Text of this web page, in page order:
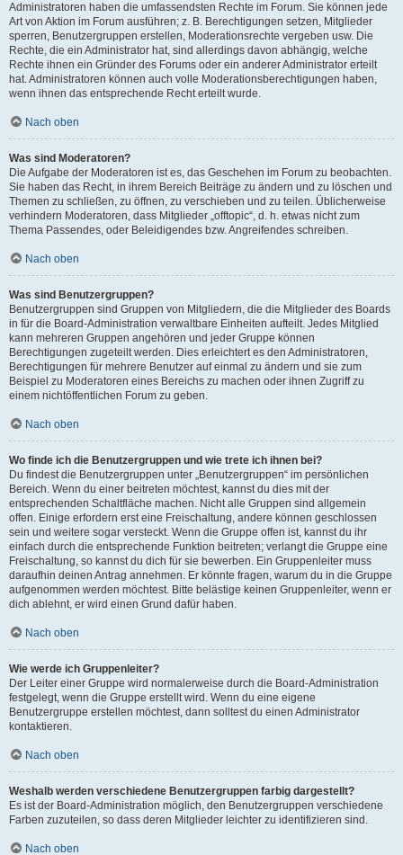
Administratoren haben die umfassendsten Rechte im Forum. Sie können jede
Art von Aktion im Forum ausführen; z. B. Berechtigungen setzen, Mitglieder
sperren, Benutzergruppen erstellen, Moderationsrechte vergeben usw. Die
Rechte, die ein Administrator hat, sind allerdings davon abhängig, welche
Rechte ihnen ein Gründer des Forums oder ein anderer Administrator erteilt
hat. Administratoren können auch volle Moderationsberechtigungen haben,
wenn ihnen das entsprechende Recht erteilt wurde.
Nach oben
Was sind Moderatoren?
Die Aufgabe der Moderatoren ist es, das Geschehen im Forum zu beobachten.
Sie haben das Recht, in ihrem Bereich Beiträge zu ändern und zu löschen und
Themen zu schließen, zu öffnen, zu verschieben und zu teilen. Üblicherweise
verhindern Moderatoren, dass Mitglieder „offtopic“, d. h. etwas nicht zum
Thema Passendes, oder Beleidigendes bzw. Angreifendes schreiben.
Nach oben
Was sind Benutzergruppen?
Benutzergruppen sind Gruppen von Mitgliedern, die die Mitglieder des Boards
in für die Board-Administration verwaltbare Einheiten aufteilt. Jedes Mitglied
kann mehreren Gruppen angehören und jeder Gruppe können
Berechtigungen zugeteilt werden. Dies erleichtert es den Administratoren,
Berechtigungen für mehrere Benutzer auf einmal zu ändern und sie zum
Beispiel zu Moderatoren eines Bereichs zu machen oder ihnen Zugriff zu
einem nichtöffentlichen Forum zu geben.
Nach oben
Wo finde ich die Benutzergruppen und wie trete ich ihnen bei?
Du findest die Benutzergruppen unter „Benutzergruppen“ im persönlichen
Bereich. Wenn du einer beitreten möchtest, kannst du dies mit der
entsprechenden Schaltfläche machen. Nicht alle Gruppen sind allgemein
offen. Einige erfordern erst eine Freischaltung, andere können geschlossen
sein und weitere sogar versteckt. Wenn die Gruppe offen ist, kannst du ihr
einfach durch die entsprechende Funktion beitreten; verlangt die Gruppe eine
Freischaltung, so kannst du dich für sie bewerben. Ein Gruppenleiter muss
daraufhin deinen Antrag annehmen. Er könnte fragen, warum du in die Gruppe
aufgenommen werden möchtest. Bitte belästige keinen Gruppenleiter, wenn er
dich ablehnt, er wird einen Grund dafür haben.
Nach oben
Wie werde ich Gruppenleiter?
Der Leiter einer Gruppe wird normalerweise durch die Board-Administration
festgelegt, wenn die Gruppe erstellt wird. Wenn du eine eigene
Benutzergruppe erstellen möchtest, dann solltest du einen Administrator
kontaktieren.
Nach oben
Weshalb werden verschiedene Benutzergruppen farbig dargestellt?
Es ist der Board-Administration möglich, den Benutzergruppen verschiedene
Farben zuzuteilen, so dass deren Mitglieder leichter zu identifizieren sind.
Nach oben